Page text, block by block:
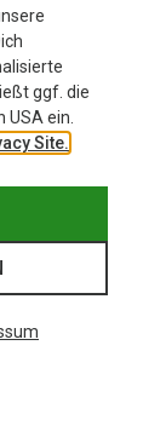
ggf. die
ein.
Site.